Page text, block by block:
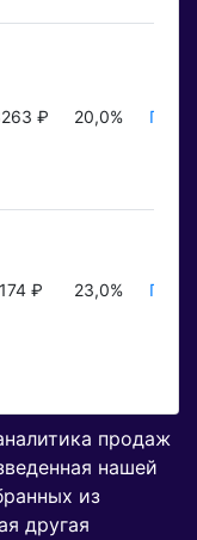
₽ 20,0%
₽ 23,0%
продаж
нашей
из
другая